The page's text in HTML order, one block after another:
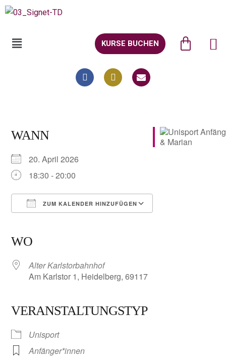
KURSE BUCHEN
WANN
20. April 2026
18:30 - 20:00
ZUM KALENDER HINZUFÜGEN
WO
Alter Karlstorbahnhof
Am Karlstor 1, Heidelberg, 69117
VERANSTALTUNGSTYP
Unisport
Anfänger*innen